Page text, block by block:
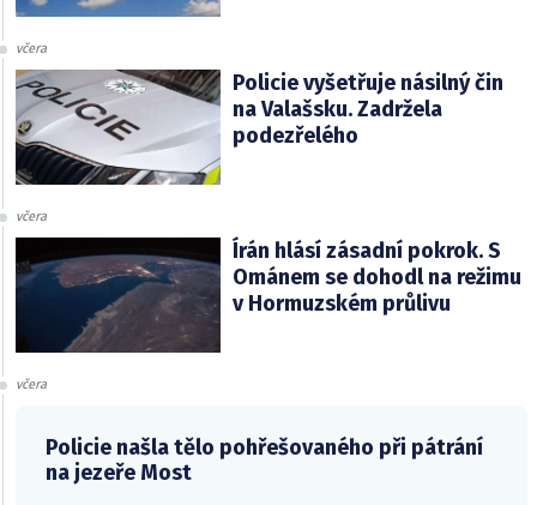
včera
Policie vyšetřuje násilný čin
na Valašsku. Zadržela
podezřelého
včera
Írán hlásí zásadní pokrok. S
Ománem se dohodl na režimu
v Hormuzském průlivu
včera
Policie našla tělo pohřešovaného při pátrání
na jezeře Most